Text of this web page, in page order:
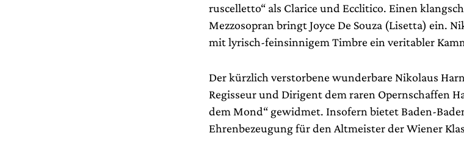
ruscelletto“ als Clarice und Ecclitico. Einen
Mezzosopran bringt Joyce De Souza (Lisetta) ein.
mit lyrisch-feinsinnigem Timbre ein veritabler
Der kürzlich verstorbene wunderbare Nikolaus
Regisseur und Dirigent dem raren Opernschaffen
dem Mond“ gewidmet. Insofern bietet Baden-
Ehrenbezeugung für den Altmeister der Wiener